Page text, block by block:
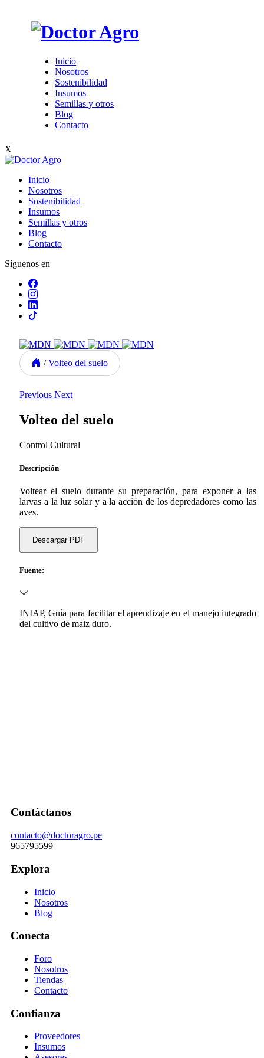
Inicio
Nosotros
Sostenibilidad
Insumos
Semillas y otros
Blog
Contacto
X
Inicio
Nosotros
Sostenibilidad
Insumos
Semillas y otros
Blog
Contacto
Síguenos en
/ Volteo del suelo
Previous Next
Volteo del suelo
Control Cultural
Descripción
Voltear el suelo durante su preparación, para exponer a las
larvas a la luz solar y a la acción de los depredadores como las
aves.
Descargar PDF
Fuente:
INIAP, Guía para facilitar el aprendizaje en el manejo integrado
del cultivo de maiz duro.
Contáctanos
contacto@doctoragro.pe
965795599
Explora
Inicio
Nosotros
Blog
Conecta
Foro
Nosotros
Tiendas
Contacto
Confianza
Proveedores
Insumos